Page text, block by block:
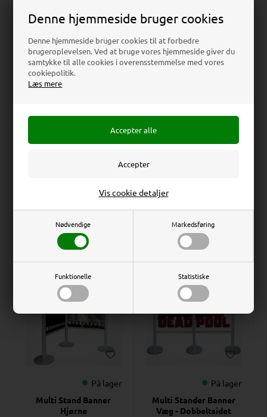
Denne hjemmeside bruger cookies
Denne hjemmeside bruger cookies til at forbedre
brugeroplevelsen. Ved at bruge vores hjemmeside giver du
samtykke til alle cookies i overensstemmelse med vores
cookiepolitik.
Læs mere
Nødvendige Markedsføring
Funktionelle Statistiske
Vis cookie detaljer
DKK
Pris v/ 1 stk., 615,00DKK
4 varianter
1.232,50
Pris v/ 1 stk., 1.370,00DKK
5 varianter
På lager
Multi Stand Banner
Hjørne
På lager
Multi Stander Banner
Væg - Dobbeltsidet
Erhverv
Priser ekskl. moms
Privat
Priser inkl. moms